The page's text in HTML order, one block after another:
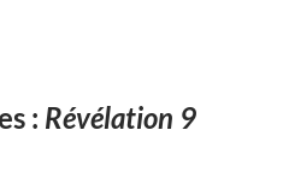
: Révélation 9